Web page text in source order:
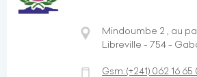
Mindoumbe 2 , au
Libreville - 754 -
Gsm:(+241) 062 16 65